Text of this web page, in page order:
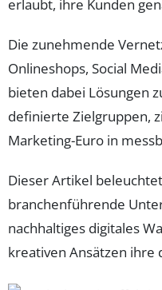
erlaubt, ihre Kunden
Die zunehmende
Onlineshops, Social
bieten dabei Lösungen
definierte Zielgruppen,
Marketing-Euro in
Dieser Artikel
branchenführende
nachhaltiges digitales
kreativen Ansätzen ihre